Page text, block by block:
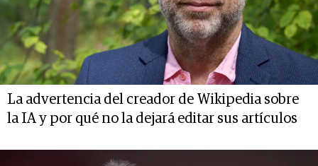
La advertencia del creador de Wikipedia sobre
la IA y por qué no la dejará editar sus artículos